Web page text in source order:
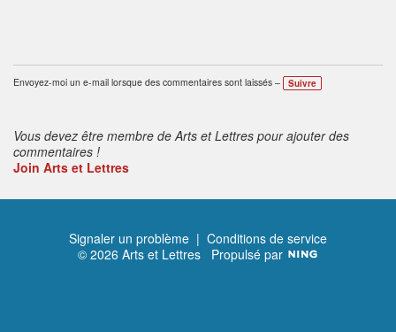
Envoyez-moi un e-mail lorsque des commentaires sont laissés – Suivre
Vous devez être membre de Arts et Lettres pour ajouter des
commentaires !
Join Arts et Lettres
Signaler un problème | Conditions de service
© 2026 Arts et Lettres Propulsé par